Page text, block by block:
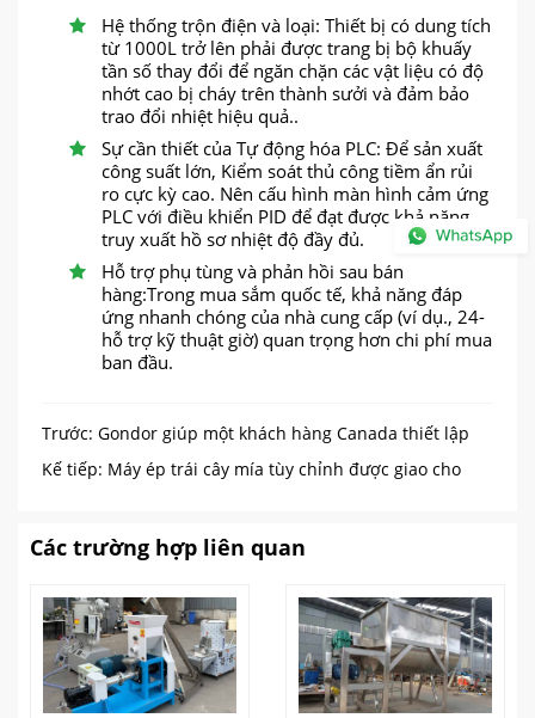
Hệ thống trộn điện và loại: Thiết bị có dung tích
từ 1000L trở lên phải được trang bị bộ khuấy
tần số thay đổi để ngăn chặn các vật liệu có độ
nhớt cao bị cháy trên thành sưởi và đảm bảo
trao đổi nhiệt hiệu quả..
Sự cần thiết của Tự động hóa PLC: Để sản xuất
công suất lớn, Kiểm soát thủ công tiềm ẩn rủi
ro cực kỳ cao. Nên cấu hình màn hình cảm ứng
PLC với điều khiển PID để đạt được khả năng
truy xuất hồ sơ nhiệt độ đầy đủ.
Hỗ trợ phụ tùng và phản hồi sau bán
hàng:Trong mua sắm quốc tế, khả năng đáp
ứng nhanh chóng của nhà cung cấp (ví dụ., 24-
hỗ trợ kỹ thuật giờ) quan trọng hơn chi phí mua
ban đầu.
Trước: Gondor giúp một khách hàng Canada thiết lập
dây chuyền chế biến thịt
Kế tiếp: Máy ép trái cây mía tùy chỉnh được giao cho
Các trường hợp liên quan